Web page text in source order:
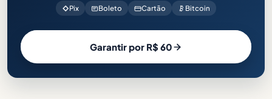
Pix Boleto Cartão Bitcoin
Garantir por R$ 60